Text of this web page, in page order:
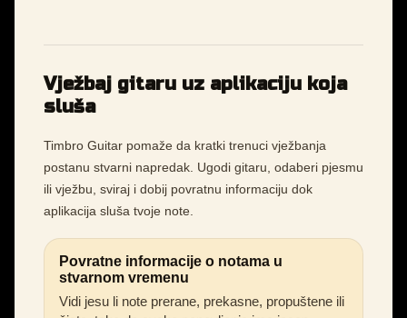
Vježbaj gitaru uz aplikaciju koja
sluša
Timbro Guitar pomaže da kratki trenuci vježbanja
postanu stvarni napredak. Ugodi gitaru, odaberi pjesmu
ili vježbu, sviraj i dobij povratnu informaciju dok
aplikacija sluša tvoje note.
Povratne informacije o notama u
stvarnom vremenu
Vidi jesu li note prerane, prekasne, propuštene ili